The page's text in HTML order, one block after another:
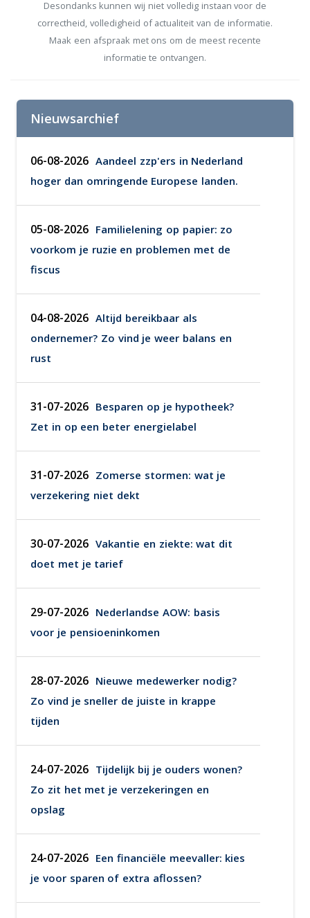
Desondanks kunnen wij niet volledig instaan voor de
correctheid, volledigheid of actualiteit van de informatie.
Maak een afspraak met ons om de meest recente
informatie te ontvangen.
Nieuwsarchief
06-08-2026 Aandeel zzp'ers in Nederland
hoger dan omringende Europese landen.
05-08-2026 Familielening op papier: zo
voorkom je ruzie en problemen met de
fiscus
04-08-2026 Altijd bereikbaar als
ondernemer? Zo vind je weer balans en
rust
31-07-2026 Besparen op je hypotheek?
Zet in op een beter energielabel
31-07-2026 Zomerse stormen: wat je
verzekering niet dekt
30-07-2026 Vakantie en ziekte: wat dit
doet met je tarief
29-07-2026 Nederlandse AOW: basis
voor je pensioeninkomen
28-07-2026 Nieuwe medewerker nodig?
Zo vind je sneller de juiste in krappe
tijden
24-07-2026 Tijdelijk bij je ouders wonen?
Zo zit het met je verzekeringen en
opslag
24-07-2026 Een financiële meevaller: kies
je voor sparen of extra aflossen?